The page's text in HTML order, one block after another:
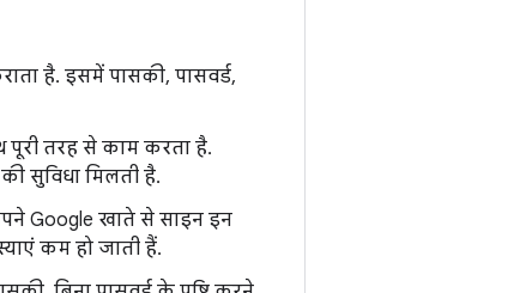
है. इसमें पासकी, पासवर्ड,
पूरी तरह से काम करता है.
सुविधा मिलती है.
Google खाते से साइन इन
कम हो जाती हैं.